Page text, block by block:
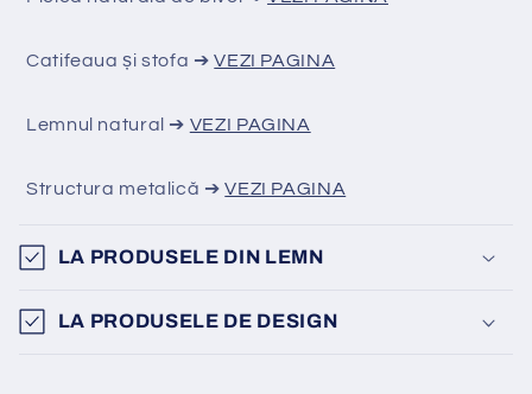
Catifeaua și stofa ➔VEZI PAGINA
Lemnul natural ➔ VEZI PAGINA
Structura metalică ➔VEZI PAGINA
LA PRODUSELE DIN LEMN
LA PRODUSELE DE DESIGN